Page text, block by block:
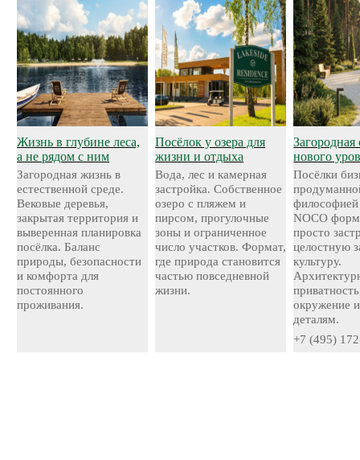
Жизнь в глубине леса,
а не рядом с ним
Загородная жизнь в
естественной среде.
Вековые деревья,
закрытая территория и
выверенная планировка
посёлка. Баланс
природы, безопасности
и комфорта для
постоянного
проживания.
Посёлок у озера для
жизни и отдыха
Вода, лес и камерная
застройка. Собственное
озеро с пляжем и
пирсом, прогулочные
зоны и ограниченное
число участков. Формат,
где природа становится
частью повседневной
жизни.
Загородная
нового
Посёлки
NOCO
просто
целостную
культуру.
окружение
деталям.
+7 (495)